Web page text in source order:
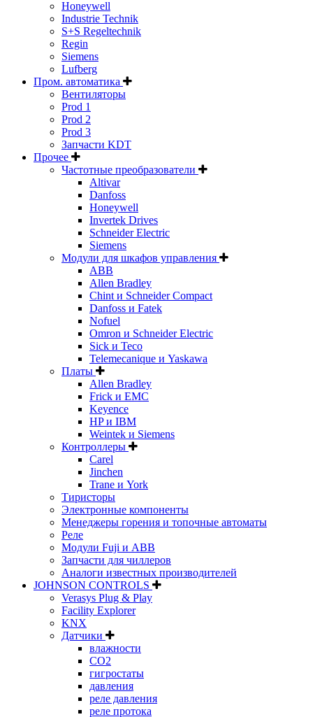
Honeywell
Industrie Technik
S+S Regeltechnik
Regin
Siemens
Lufberg
Пром. автоматика
Вентиляторы
Prod 1
Prod 2
Prod 3
Запчасти KDT
Прочее
Частотные преобразователи
Altivar
Danfoss
Honeywell
Invertek Drives
Schneider Electric
Siemens
Модули для шкафов управления
ABB
Allen Bradley
Chint и Schneider Compact
Danfoss и Fatek
Nofuel
Omron и Schneider Electric
Sick и Teco
Telemecanique и Yaskawa
Платы
Allen Bradley
Frick и EMC
Keyence
HP и IBM
Weintek и Siemens
Контроллеры
Carel
Jinchen
Trane и York
Тиристоры
Электронные компоненты
Менеджеры горения и топочные автоматы
Реле
Модули Fuji и ABB
Запчасти для чиллеров
Аналоги известных производителей
JOHNSON CONTROLS
Verasys Plug & Play
Facility Explorer
KNX
Датчики
влажности
CO2
гигростаты
давления
реле давления
реле протока